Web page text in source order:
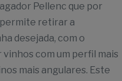
Pellenc que por
retirar a
desejada, com o
com um perfil mais
mais angulares. Este